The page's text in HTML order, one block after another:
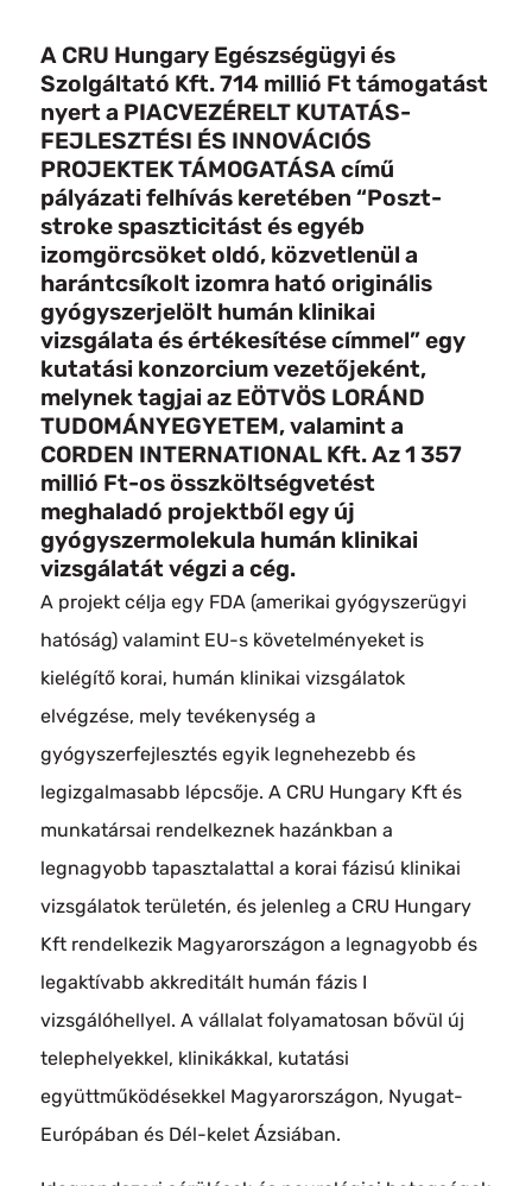
A CRU Hungary Egészségügyi és
Szolgáltató Kft. 714 millió Ft támogatást
nyert a PIACVEZÉRELT KUTATÁS-
FEJLESZTÉSI ÉS INNOVÁCIÓS
PROJEKTEK TÁMOGATÁSA című
pályázati felhívás keretében “Poszt-
stroke spaszticitást és egyéb
izomgörcsöket oldó, közvetlenül a
harántcsíkolt izomra ható originális
gyógyszerjelölt humán klinikai
vizsgálata és értékesítése címmel” egy
kutatási konzorcium vezetőjeként,
melynek tagjai az EÖTVÖS LORÁND
TUDOMÁNYEGYETEM, valamint a
CORDEN INTERNATIONAL Kft. Az 1 357
millió Ft-os összköltségvetést
meghaladó projektből egy új
gyógyszermolekula humán klinikai
vizsgálatát végzi a cég.
A projekt célja egy FDA (amerikai gyógyszerügyi
hatóság) valamint EU-s követelményeket is
kielégítő korai, humán klinikai vizsgálatok
elvégzése, mely tevékenység a
gyógyszerfejlesztés egyik legnehezebb és
legizgalmasabb lépcsője. A CRU Hungary Kft és
munkatársai rendelkeznek hazánkban a
legnagyobb tapasztalattal a korai fázisú klinikai
vizsgálatok területén, és jelenleg a CRU Hungary
Kft rendelkezik Magyarországon a legnagyobb és
legaktívabb akkreditált humán fázis I
vizsgálóhellyel. A vállalat folyamatosan bővül új
telephelyekkel, klinikákkal, kutatási
együttműködésekkel Magyarországon, Nyugat-
Európában és Dél-kelet Ázsiában.